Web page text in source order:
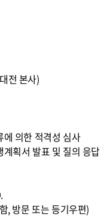
전 본사)
의한 적격성 심사
획서 발표 및 질의 응답
, 방문 또는 등기우편)